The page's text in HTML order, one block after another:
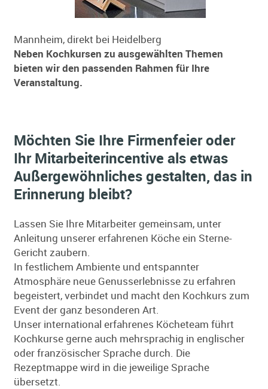
Mannheim, direkt bei Heidelberg
Neben Kochkursen zu ausgewählten Themen
bieten wir den passenden Rahmen für Ihre
Veranstaltung.
Möchten Sie Ihre Firmenfeier oder
Ihr Mitarbeiterincentive als etwas
Außergewöhnliches gestalten, das in
Erinnerung bleibt?
Lassen Sie Ihre Mitarbeiter gemeinsam, unter
Anleitung unserer erfahrenen Köche ein Sterne-
Gericht zaubern.
In festlichem Ambiente und entspannter
Atmosphäre neue Genusserlebnisse zu erfahren
begeistert, verbindet und macht den Kochkurs zum
Event der ganz besonderen Art.
Unser international erfahrenes Köcheteam führt
Kochkurse gerne auch mehrsprachig in englischer
oder französischer Sprache durch. Die
Rezeptmappe wird in die jeweilige Sprache
übersetzt.